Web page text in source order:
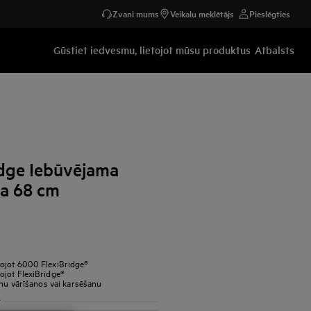
Zvani mums Veikalu meklētājs Pieslēgties
Gūstiet iedvesmu, lietojot mūsu produktus Atbalsts
Iebūvējama
68 cm
6000 FlexiBridge®
FlexiBridge®
vārīšanos vai karsēšanu